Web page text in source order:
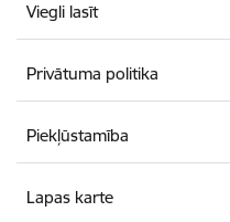
Viegli lasīt
Privātuma politika
Piekļūstamība
Lapas karte